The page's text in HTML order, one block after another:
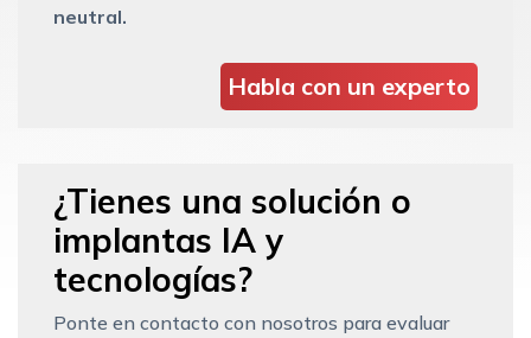
neutral.
Habla con un experto
¿Tienes una solución o
implantas IA y
tecnologías?
Ponte en contacto con nosotros para evaluar